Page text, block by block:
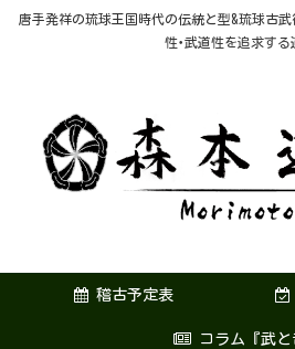
唐手発祥の琉球王国時代の伝統と型&琉球古
性･武道性を追求する
稽古予定表
コラム『武と